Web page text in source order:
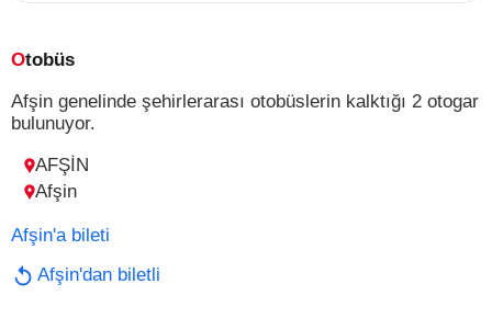
Otobüs
Afşin genelinde şehirlerarası otobüslerin kalktığı 2 otogar
bulunuyor.
AFŞİN
Afşin
Afşin'a bileti
Afşin'dan biletli